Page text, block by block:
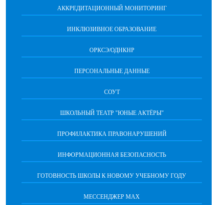
АККРЕДИТАЦИОННЫЙ МОНИТОРИНГ
ИНКЛЮЗИВНОЕ ОБРАЗОВАНИЕ
ОРКСЭ/ОДНКНР
ПЕРСОНАЛЬНЫЕ ДАННЫЕ
СОУТ
ШКОЛЬНЫЙ ТЕАТР "ЮНЫЕ АКТЁРЫ"
ПРОФИЛАКТИКА ПРАВОНАРУШЕНИЙ
ИНФОРМАЦИОННАЯ БЕЗОПАСНОСТЬ
ГОТОВНОСТЬ ШКОЛЫ К НОВОМУ УЧЕБНОМУ ГОДУ
МЕССЕНДЖЕР МАХ